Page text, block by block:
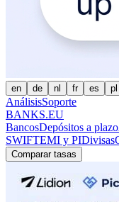
en de nl fr es pl
AnálisisSoporte
BANKS.EU
BancosDepósitos a plazo
SWIFTEMI y PIDivisas
Comparar tasas